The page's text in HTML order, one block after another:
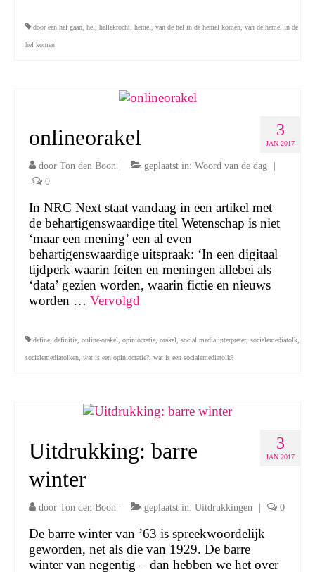
door een hel gaan hel hellekrocht hemel van de hel in de hemel komen van de hemel in de
hel komen
3
JAN 2017
onlineorakel
door Ton den Boon geplaatst in: Woord van de dag
0
In NRC Next staat vandaag in een artikel met
de behartigenswaardige titel Wetenschap is niet
‘maar een mening’ een al even
behartigenswaardige uitspraak: ‘In een digitaal
tijdperk waarin feiten en meningen allebei als
‘data’ gezien worden, waarin fictie en nieuws
worden … Vervolgd
define, definitie, online-orakel, opiniocratie, orakel, social media interpreter, socialemediatolk,
socialemediatolken, wat is een opiniocratie?, wat is een socialemediatolk?
3
JAN 2017
Uitdrukking: barre
winter
door Ton den Boon geplaatst in: Uitdrukkingen 0
De barre winter van ’63 is spreekwoordelijk
geworden, net als die van 1929. De barre
winter van negentig – dan hebben we het over